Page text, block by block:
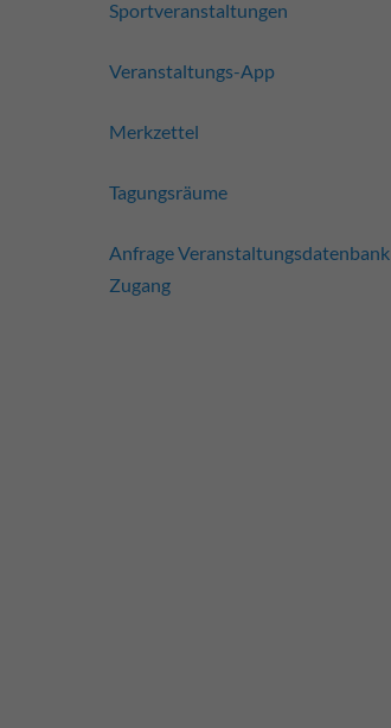
Sportveranstaltungen
Veranstaltungs-App
Merkzettel
Tagungsräume
Anfrage Veranstaltungsdatenbank
Zugang